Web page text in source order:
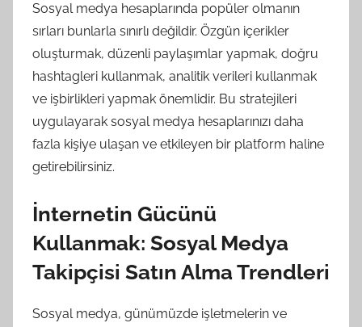
Sosyal medya hesaplarında popüler olmanın
sırları bunlarla sınırlı değildir. Özgün içerikler
oluşturmak, düzenli paylaşımlar yapmak, doğru
hashtagleri kullanmak, analitik verileri kullanmak
ve işbirlikleri yapmak önemlidir. Bu stratejileri
uygulayarak sosyal medya hesaplarınızı daha
fazla kişiye ulaşan ve etkileyen bir platform haline
getirebilirsiniz.
İnternetin Gücünü
Kullanmak: Sosyal Medya
Takipçisi Satın Alma Trendleri
Sosyal medya, günümüzde işletmelerin ve